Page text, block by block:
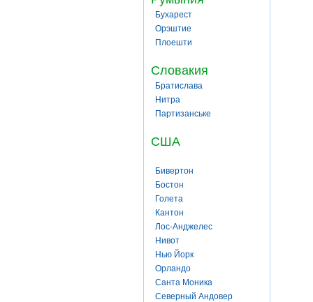
Бухарест
Орэштие
Плоешти
Словакия
Братислава
Нитра
Партизанське
США
Бивертон
Бостон
Голета
Кантон
Лос-Анджелес
Нивот
Нью Йорк
Орландо
Санта Моника
Северный Андовер